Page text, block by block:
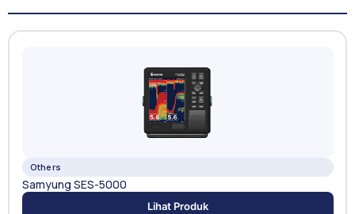
Others
Samyung SES-5000
Lihat Produk